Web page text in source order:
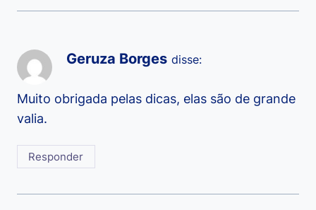
Geruza Borges disse:
Muito obrigada pelas dicas, elas são de grande
valia.
Responder